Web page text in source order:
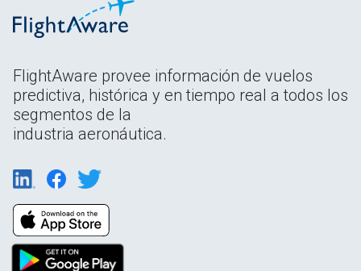
FlightAware provee información de vuelos
predictiva, histórica y en tiempo real a todos los
segmentos de la
industria aeronáutica.